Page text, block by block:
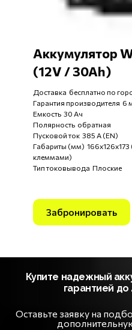
Аккумулятор
(12V / 30Ah)
Доставка бесплатно по
Гарантия производителя 6
Емкость 30 Ач
Полярность обратная
Пусковой ток 385 А (EN)
Габариты (мм)
клеммами)
Тип токовывода Плоские
Забронировать
Купите надежный
гарантией
Оставьте заявку на